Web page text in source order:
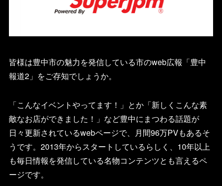
皆様は豊中市の魅力を発信している市のweb広報「豊中
報道2」をご存知でしょうか。
「こんなイベントやってます！」とか「新しくこんな素
敵なお店ができました！」など豊中にまつわる話題が
日々更新されているwebページで、月間96万PVもあるそ
うです。2013年からスタートしているらしく、10年以上
も毎日情報を発信している名物コンテンツとも言えるペ
ージです。